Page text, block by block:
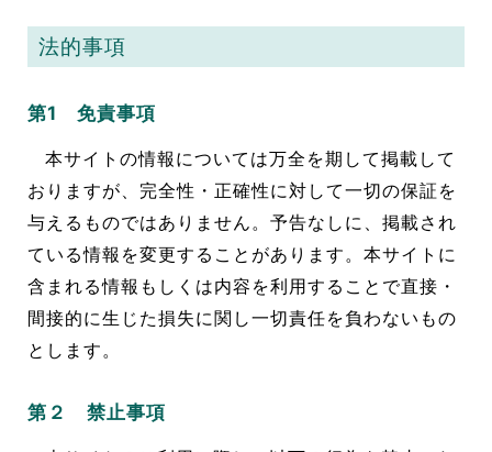
法的事項
第1 免責事項
本サイトの情報については万全を期して掲載して
おりますが、完全性・正確性に対して一切の保証を
与えるものではありません。予告なしに、掲載され
ている情報を変更することがあります。本サイトに
含まれる情報もしくは内容を利用することで直接・
間接的に生じた損失に関し一切責任を負わないもの
とします。
第２ 禁止事項